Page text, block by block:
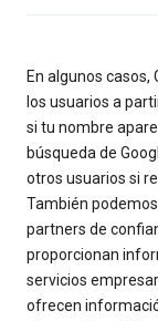
En algunos
los usuarios a
si tu nombre
búsqueda de
otros usuarios si
También
partners de
proporcionan
servicios
ofrecen